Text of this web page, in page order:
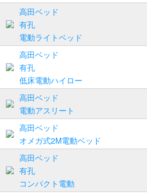
高田ベッド
有孔
電動ライトベッド
高田ベッド
有孔
低床電動ハイロー
高田ベッド
電動アスリート
高田ベッド
オメガ式2M電動ベッド
高田ベッド
有孔
コンパクト電動